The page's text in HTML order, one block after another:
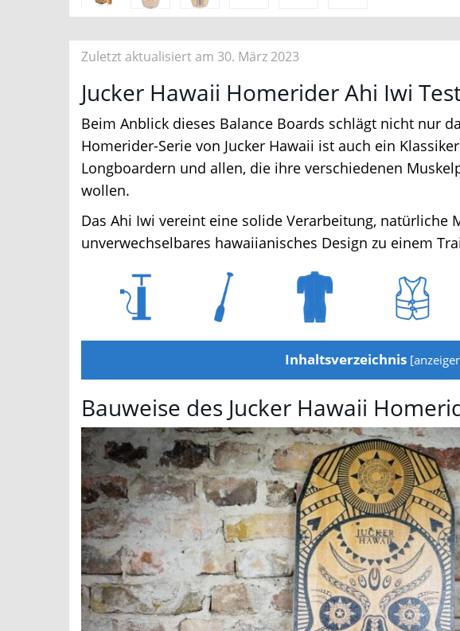
Zuletzt aktualisiert am 30. März 2023
Jucker Hawaii Homerider Ahi Iwi Test
Beim Anblick dieses Balance Boards schlägt nicht nur
Homerider-Serie von Jucker Hawaii ist auch ein
Longboardern und allen, die ihre verschiedenen
wollen.
Das Ahi Iwi vereint eine solide Verarbeitung, natürliche
unverwechselbares hawaiianisches Design zu einem
Inhaltsverzeichnis[ anzeigen]
Bauweise des Jucker Hawaii